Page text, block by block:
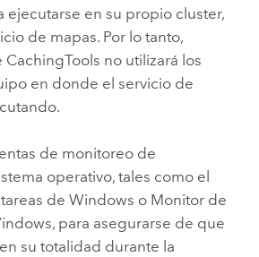
ejecutarse en su propio cluster,
de mapas. Por lo tanto,
no utilizará los
en donde el servicio de
de monitoreo de
operativo, tales como el
de Windows o Monitor de
para asegurarse de que
su totalidad durante la